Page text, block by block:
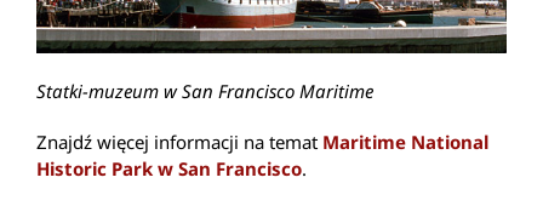
Statki-muzeum w San Francisco Maritime
Znajdź więcej informacji na temat Maritime National
Historic Park w San Francisco.